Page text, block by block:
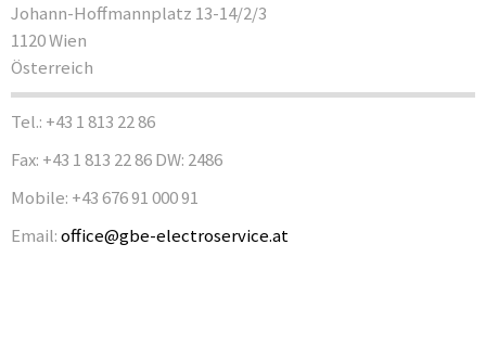
Johann-Hoffmannplatz 13-14/2/3
1120 Wien
Österreich
Tel.: +43 1 813 22 86
Fax: +43 1 813 22 86 DW: 2486
Mobile: +43 676 91 000 91
Email:office@gbe-electroservice.at